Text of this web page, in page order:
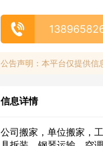
公告声明：本平台仅提供信
信息详情
公司搬家，单位搬家，